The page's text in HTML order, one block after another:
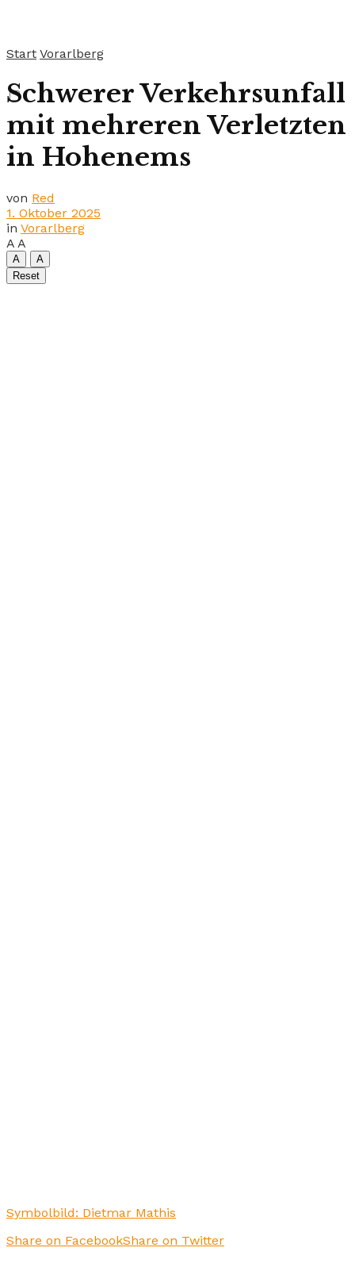
Start Vorarlberg
Schwerer Verkehrsunfall
mit mehreren Verletzten
in Hohenems
von Red
1. Oktober 2025
in Vorarlberg
A A
A
A
Reset
Symbolbild: Dietmar Mathis
Share on FacebookShare on Twitter